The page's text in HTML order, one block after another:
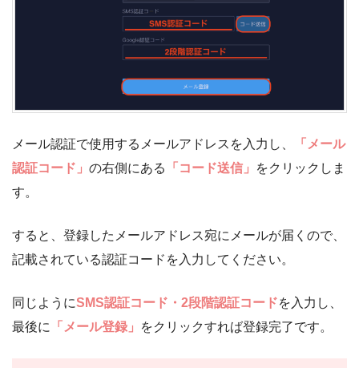
メール認証で使用するメールアドレスを入力し、
「メール
認証コード」 の右側にある 「コード送信」
をクリックしま
す。
すると、登録したメールアドレス宛にメールが届くので、
記載されている認証コードを入力してください。
同じようにSMS認証コード・2段階認証コードを入力し、
最後に
「メール登録」 をクリックすれば登録完了です。